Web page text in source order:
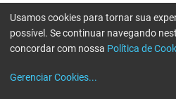
Usamos cookies para tornar sua
possível. Se continuar navegando
concordar com nossa Política de
Gerenciar Cookies...
Erro ao enviar informações, por